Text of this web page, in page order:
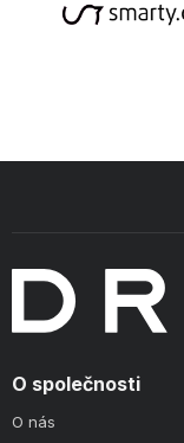
O společnosti
O nás